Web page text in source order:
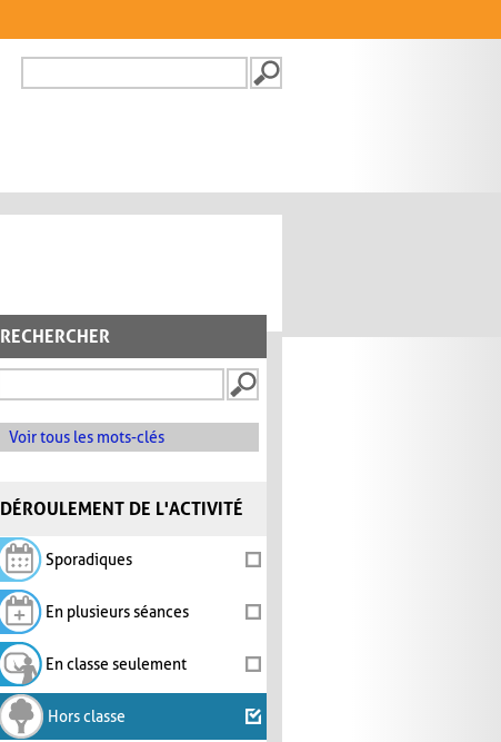
FORMULAIRE DE
RECHERCHER
Voir tous les mots-clés
DÉROULEMENT DE L'ACTIVITÉ
Sporadiques
En plusieurs séances
En classe seulement
Hors classe